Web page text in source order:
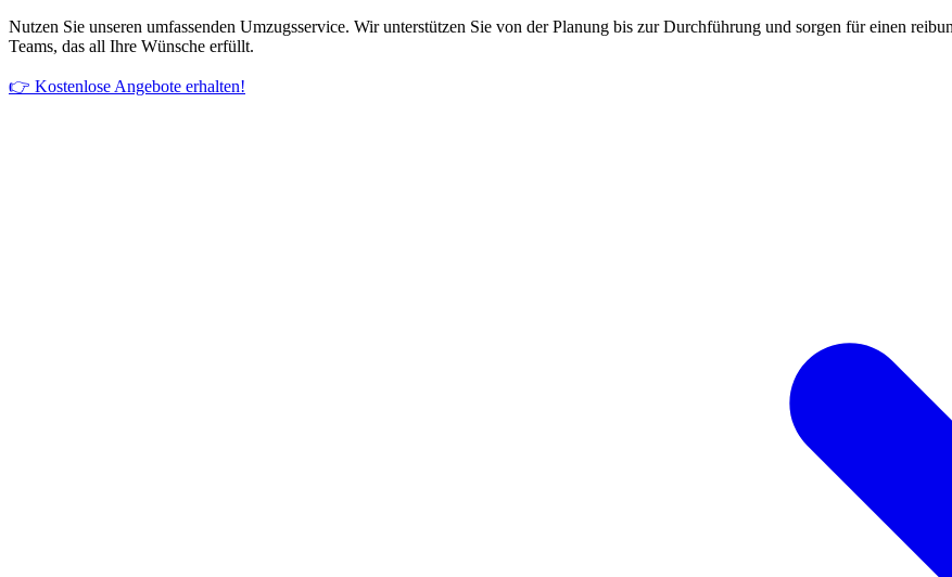
Nutzen Sie unseren umfassenden Umzugsservice. Wir unterstützen Sie von der Planung bis zur Durchführung und sorgen für einen
Teams, das all Ihre Wünsche erfüllt.
👉 Kostenlose Angebote erhalten!